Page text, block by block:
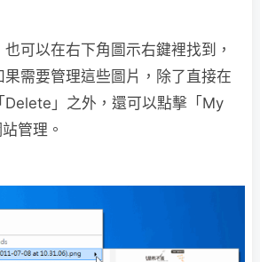
可以在右下角圖示右鍵裡找到，
需要管理這些圖片，除了直接在
Delete」之外，還可以點擊「My
管理。